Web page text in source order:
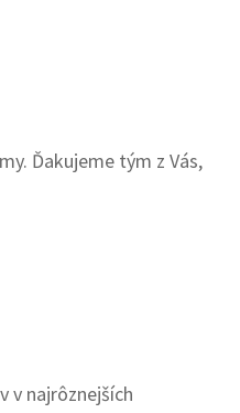
Ďakujeme tým z Vás,
v najrôznejších